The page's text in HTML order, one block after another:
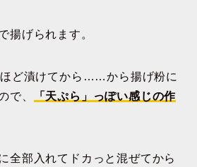
揚げられます。
ど漬けてから……から揚げ粉に
で、
「天ぷら」っぽい感じの作
全部入れてドカっと混ぜてから